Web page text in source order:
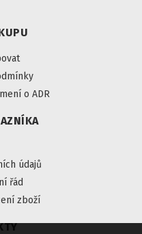
o ADR
údajů
řád
zboží